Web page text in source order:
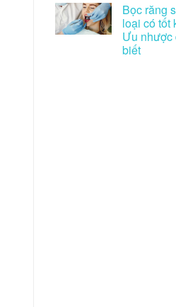
Bọc răng
loại có tốt
Ưu nhược
biết